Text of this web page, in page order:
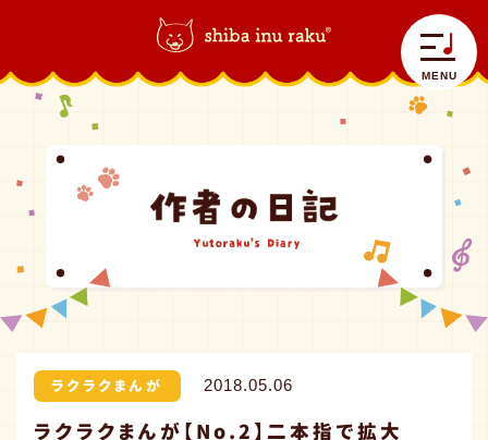
ラクラク日記
MENU
柴犬ラク｜shiba inu raku >ラクラクまんが>ラクラクまんが【No.2】二本指で
ラクラクまんが 2018.05.06
ラクラクまんが【No.2】二本指で拡大